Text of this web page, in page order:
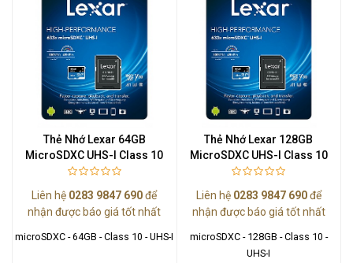
Thẻ Nhớ Lexar 64GB
MicroSDXC UHS-I Class 10
Liên hệ 0283 9847 690để
nhận được báo giá tốt nhất
microSDXC - 64GB - Class 10 - UHS-I
Thẻ Nhớ Lexar 128GB
MicroSDXC UHS-I Class 10
Liên hệ 0283 9847 690để
nhận được báo giá tốt nhất
microSDXC - 128GB - Class 10 -
UHS-I